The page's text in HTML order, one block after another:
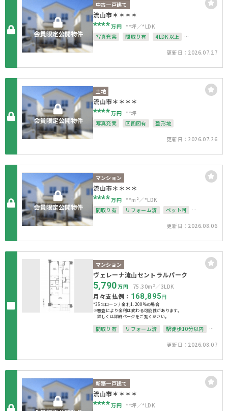
中古一戸建て
流山市＊＊＊＊
****万円 **坪
*LDK
写真充実
間取り有
4LDK以上
更新日：2026.07.27
土地
流山市＊＊＊＊
****万円 **坪
写真充実
区画図有 整形地
更新日：2026.07.26
マンション
流山市＊＊＊＊
****万円 **m²
*LDK
間取り有
リフォーム済
ペット可
更新日：2026.08.06
マンション
ヴェレーナ流山セントラルパーク
5,790万円 75.30m² 3LDK
月々支払例： 168,895 円
*35年ローン / 金利1.200%の場合
※審査により金利は変わる可能性があります。
詳しくは詳細ページをご覧ください。
間取り有 リフォーム済
駅徒歩10分以内
更新日：2026.08.07
新築一戸建て
流山市＊＊＊＊
****万円 **坪
*LDK